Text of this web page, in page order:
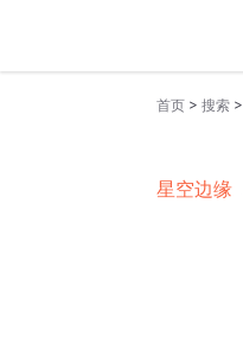
首页 > 搜索 >
星空边缘